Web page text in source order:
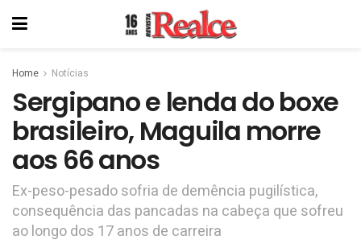
Home Notícias
Sergipano e lenda do boxe
brasileiro, Maguila morre
aos 66 anos
Ex-peso-pesado sofria de demência pugilística,
consequência das pancadas na cabeça que sofreu
ao longo dos 17 anos de carreira